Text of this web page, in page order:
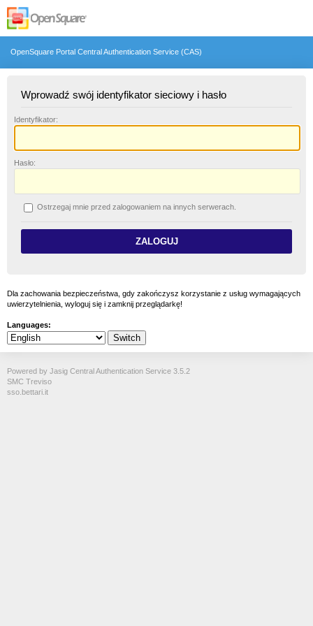
OpenSquare Portal Central Authentication Service (CAS)
Wprowadź swój identyfikator sieciowy i hasło
Identyfikator:
Hasło:
Ostrzegaj mnie przed zalogowaniem na innych serwerach.
Dla zachowania bezpieczeństwa, gdy zakończysz korzystanie z usług wymagających
uwierzytelnienia, wyloguj się i zamknij przeglądarkę!
Languages:
Powered by Jasig Central Authentication Service 3.5.2
SMC Treviso
sso.bettari.it